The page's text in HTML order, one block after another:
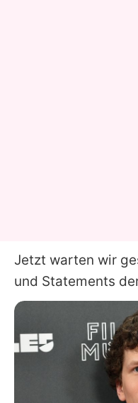
Jetzt warten wir
und Statements